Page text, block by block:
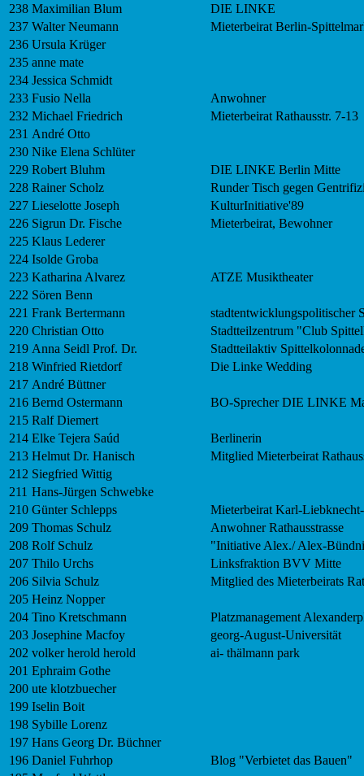
238 Maximilian Blum
DIE LINKE
237 Walter Neumann
Mieterbeirat Berlin-
236 Ursula Krüger
235 anne mate
234 Jessica Schmidt
233 Fusio Nella
Anwohner
232 Michael Friedrich
Mieterbeirat Rathausstr. 7-13
231 André Otto
230 Nike Elena Schlüter
229 Robert Bluhm
DIE LINKE Berlin Mitte
228 Rainer Scholz
Runder Tisch gegen
227 Lieselotte Joseph
KulturInitiative'89
226 Sigrun Dr. Fische
Mieterbeirat, Bewohner
225 Klaus Lederer
224 Isolde Groba
223 Katharina Alvarez
ATZE Musiktheater
222 Sören Benn
221 Frank Bertermann
stadtentwicklungspolitischer
220 Christian Otto
Stadtteilzentrum "Club
219 Anna Seidl Prof. Dr.
Stadtteilaktiv
218 Winfried Rietdorf
Die Linke Wedding
217 André Büttner
216 Bernd Ostermann
BO-Sprecher DIE LINKE
215 Ralf Diemert
214 Elke Tejera Saúd
Berlinerin
213 Helmut Dr. Hanisch
Mitglied Mieterbeirat
212 Siegfried Wittig
211 Hans-Jürgen Schwebke
210 Günter Schlepps
Mieterbeirat Karl-Liebknecht-
209 Thomas Schulz
Anwohner Rathausstrasse
208 Rolf Schulz
"Initiative Alex./ Alex-
207 Thilo Urchs
Linksfraktion BVV Mitte
206 Silvia Schulz
Mitglied des Mieterbeirats
205 Heinz Nopper
204 Tino Kretschmann
Platzmanagement
203 Josephine Macfoy
georg-August-Universität
202 volker herold herold
ai- thälmann park
201 Ephraim Gothe
200 ute klotzbuecher
199 Iselin Boit
198 Sybille Lorenz
197 Hans Georg Dr. Büchner
196 Daniel Fuhrhop
Blog "Verbietet das Bauen"